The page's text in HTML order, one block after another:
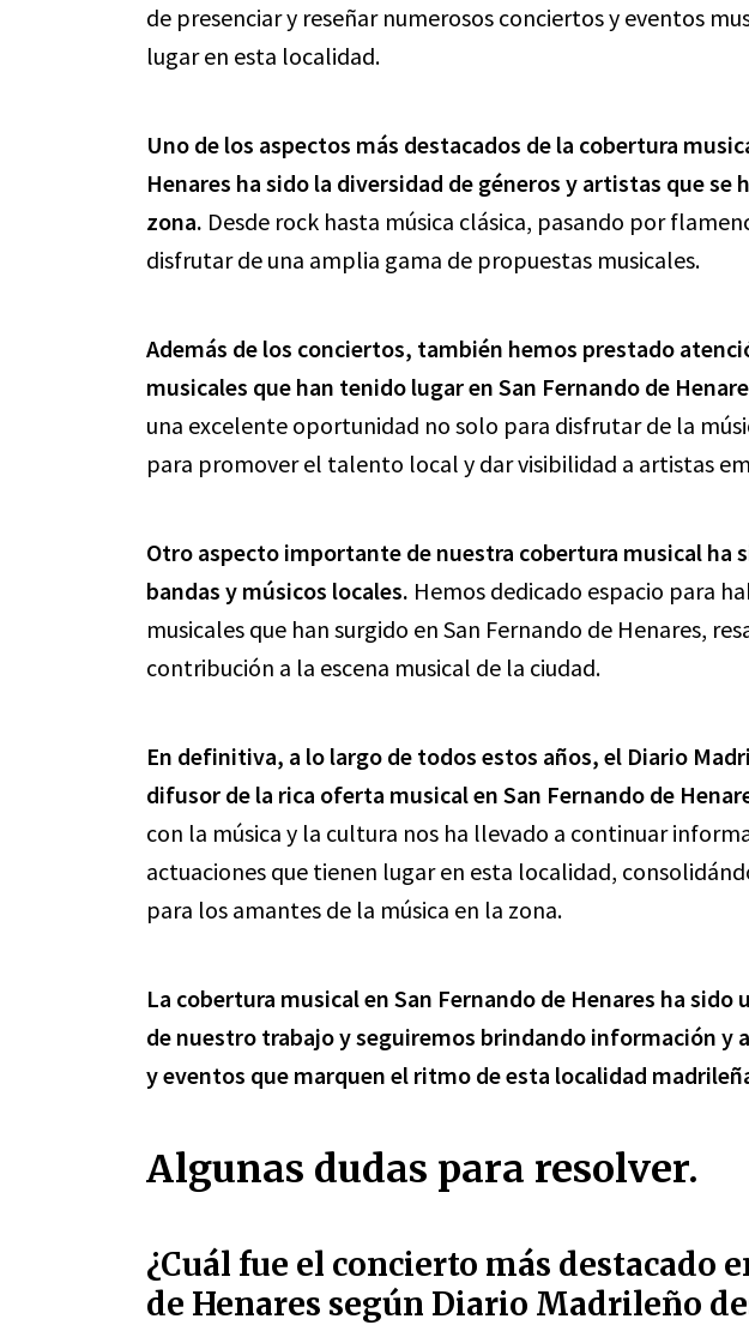
de presenciar y reseñar numerosos conciertos y eventos
lugar en esta localidad.
Uno de los aspectos más destacados de la cobertura
Henares ha sido la diversidad de géneros y artistas que se
zona. Desde rock hasta música clásica, pasando por
disfrutar de una amplia gama de propuestas musicales.
Además de los conciertos, también hemos prestado
musicales que han tenido lugar en San Fernando de
una excelente oportunidad no solo para disfrutar de la
para promover el talento local y dar visibilidad a artistas
Otro aspecto importante de nuestra cobertura musical ha
bandas y músicos locales. Hemos dedicado espacio para
musicales que han surgido en San Fernando de Henares,
contribución a la escena musical de la ciudad.
En definitiva, a lo largo de todos estos años, el Diario
difusor de la rica oferta musical en San Fernando de
con la música y la cultura nos ha llevado a continuar
actuaciones que tienen lugar en esta localidad,
para los amantes de la música en la zona.
La cobertura musical en San Fernando de Henares ha
de nuestro trabajo y seguiremos brindando información y
y eventos que marquen el ritmo de esta localidad
Algunas dudas para resolver.
¿Cuál fue el concierto más destacado
de Henares según Diario Madrileño